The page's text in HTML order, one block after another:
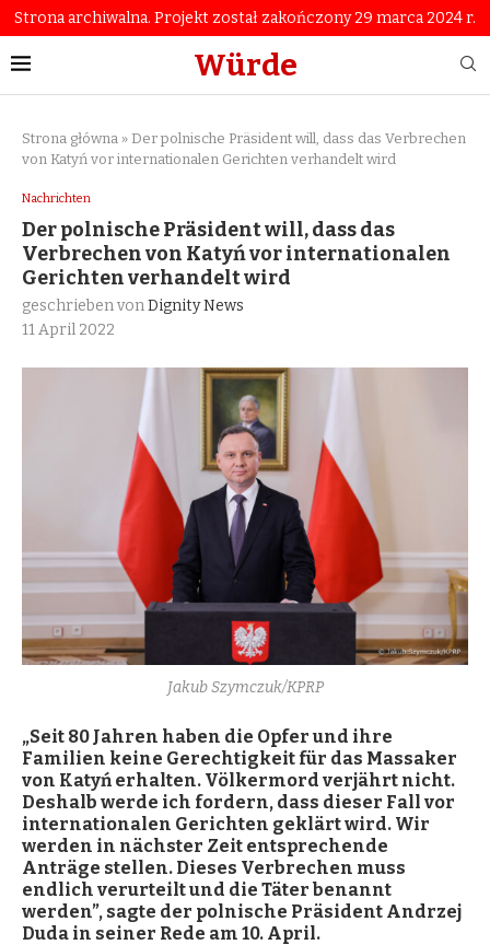
Strona archiwalna. Projekt został zakończony 29 marca 2024 r.
Würde
Strona główna » Der polnische Präsident will, dass das Verbrechen
von Katyń vor internationalen Gerichten verhandelt wird
Nachrichten
Der polnische Präsident will, dass das
Verbrechen von Katyń vor internationalen
Gerichten verhandelt wird
geschrieben vonDignity News
11 April 2022
Jakub Szymczuk/KPRP
„Seit 80 Jahren haben die Opfer und ihre
Familien keine Gerechtigkeit für das Massaker
von Katyń erhalten. Völkermord verjährt nicht.
Deshalb werde ich fordern, dass dieser Fall vor
internationalen Gerichten geklärt wird. Wir
werden in nächster Zeit entsprechende
Anträge stellen. Dieses Verbrechen muss
endlich verurteilt und die Täter benannt
werden”, sagte der polnische Präsident Andrzej
Duda in seiner Rede am 10. April.